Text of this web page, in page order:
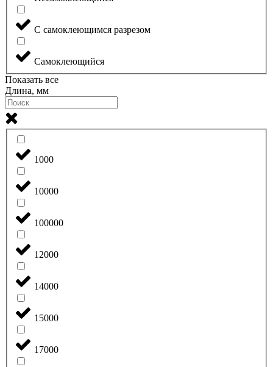
С самоклеющимся разрезом
Самоклеющийся
Показать все
Длина, мм
1000
10000
100000
12000
14000
15000
17000